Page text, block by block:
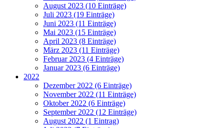
August 2023 (10 Einträge)
Juli 2023 (19 Einträge)
Juni 2023 (11 Einträge)
Mai 2023 (15 Einträge)
April 2023 (8 Einträge)
März 2023 (11 Einträge)
Februar 2023 (4 Einträge)
Januar 2023 (6 Einträge)
2022
Dezember 2022 (6 Einträge)
November 2022 (11 Einträge)
Oktober 2022 (6 Einträge)
September 2022 (12 Einträge)
August 2022 (1 Eintrag)